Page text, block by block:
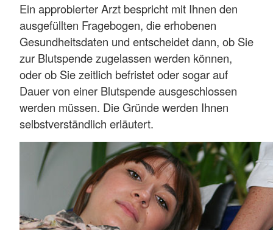
Ein approbierter Arzt bespricht mit Ihnen den
ausgefüllten Fragebogen, die erhobenen
Gesundheitsdaten und entscheidet dann, ob Sie
zur Blutspende zugelassen werden können,
oder ob Sie zeitlich befristet oder sogar auf
Dauer von einer Blutspende ausgeschlossen
werden müssen. Die Gründe werden Ihnen
selbstverständlich erläutert.